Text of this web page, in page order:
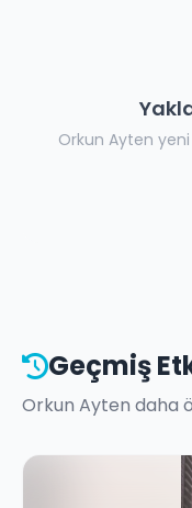
Orkun Ayten
Geçmiş
Orkun Ayten daha